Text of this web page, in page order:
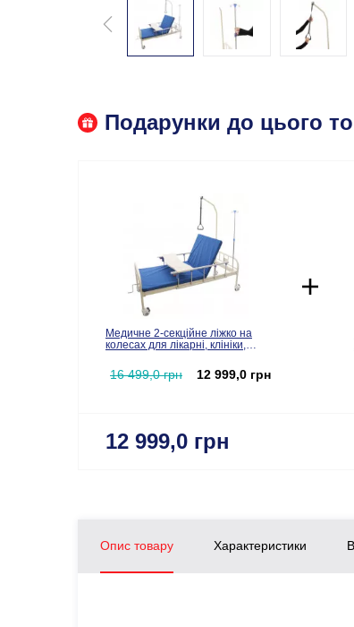
Подарунки до цього
Медичне 2-секційне ліжко на
колесах для лікарні, клініки,
16 499,0 грн 12 999,0 грн
12 999,0 грн
Опис товару Характеристики